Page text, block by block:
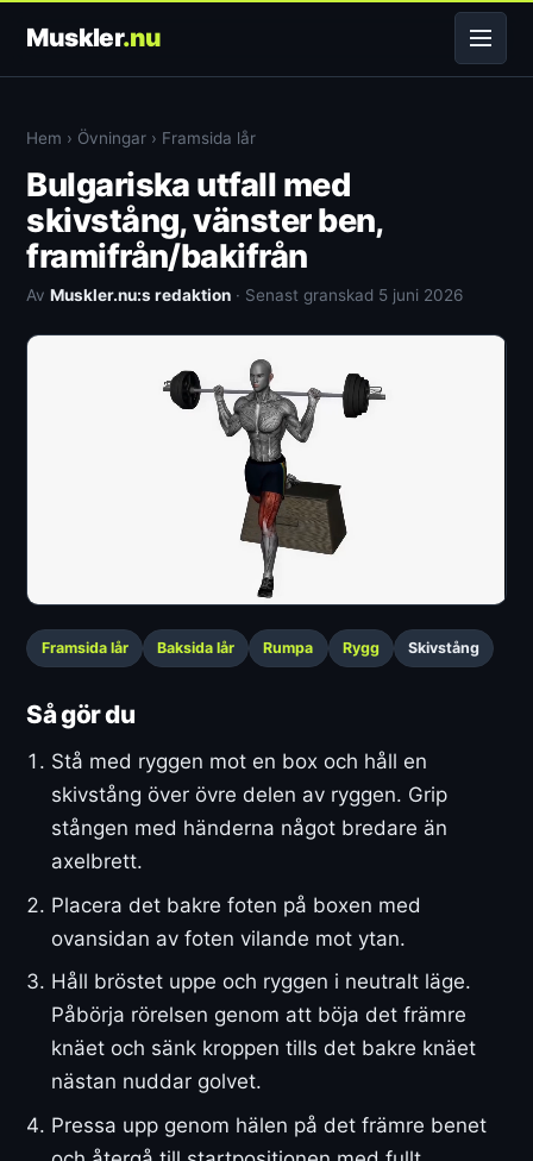
Muskler.nu
Hem › Övningar › Framsida lår
Bulgariska utfall med
skivstång, vänster ben,
framifrån/bakifrån
AvMuskler.nu:s redaktion · Senast granskad 5 juni 2026
Framsida lår Baksida lår Rumpa Rygg Skivstång
Så gör du
Stå med ryggen mot en box och håll en
skivstång över övre delen av ryggen. Grip
stången med händerna något bredare än
axelbrett.
Placera det bakre foten på boxen med
ovansidan av foten vilande mot ytan.
Håll bröstet uppe och ryggen i neutralt läge.
Påbörja rörelsen genom att böja det främre
knäet och sänk kroppen tills det bakre knäet
nästan nuddar golvet.
Pressa upp genom hälen på det främre benet